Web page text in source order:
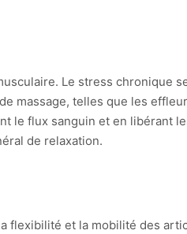
Le stress chronique
massage, telles que les
le flux sanguin et en libérant
de relaxation.
flexibilité et la mobilité des